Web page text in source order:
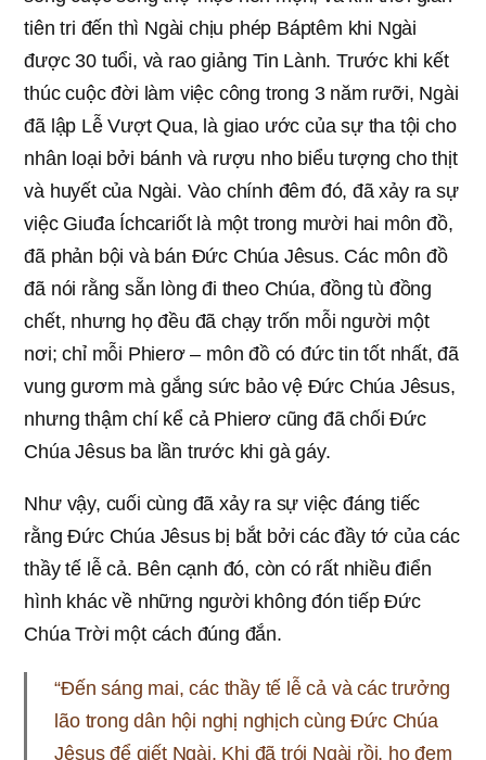
tiên tri đến thì Ngài chịu phép Báptêm khi Ngài
được 30 tuổi, và rao giảng Tin Lành. Trước khi kết
thúc cuộc đời làm việc công trong 3 năm rưỡi, Ngài
đã lập Lễ Vượt Qua, là giao ước của sự tha tội cho
nhân loại bởi bánh và rượu nho biểu tượng cho thịt
và huyết của Ngài. Vào chính đêm đó, đã xảy ra sự
việc Giuđa Íchcariốt là một trong mười hai môn đồ,
đã phản bội và bán Đức Chúa Jêsus. Các môn đồ
đã nói rằng sẵn lòng đi theo Chúa, đồng tù đồng
chết, nhưng họ đều đã chạy trốn mỗi người một
nơi; chỉ mỗi Phierơ – môn đồ có đức tin tốt nhất, đã
vung gươm mà gắng sức bảo vệ Đức Chúa Jêsus,
nhưng thậm chí kể cả Phierơ cũng đã chối Đức
Chúa Jêsus ba lần trước khi gà gáy.
Như vậy, cuối cùng đã xảy ra sự việc đáng tiếc
rằng Đức Chúa Jêsus bị bắt bởi các đầy tớ của các
thầy tế lễ cả. Bên cạnh đó, còn có rất nhiều điển
hình khác về những người không đón tiếp Đức
Chúa Trời một cách đúng đắn.
“Đến sáng mai, các thầy tế lễ cả và các trưởng
lão trong dân hội nghị nghịch cùng Đức Chúa
Jêsus để giết Ngài. Khi đã trói Ngài rồi, họ đem